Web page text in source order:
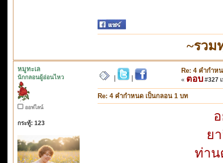
~รวม
หมูทะเล
นักกลอนผู้อ่อนไหว
ออฟไลน์
กระทู้: 123
Re: 4 คำกำห
« ตอบ #327
Re: 4 คำกำหนด เป็นกลอน 1 บท
ย
ท่าน